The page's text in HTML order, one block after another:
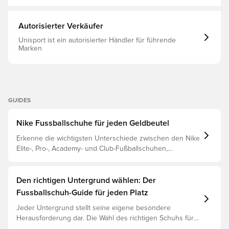
Autorisierter Verkäufer
Unisport ist ein autorisierter Händler für führende
Marken
GUIDES
Nike Fussballschuhe für jeden Geldbeutel
Erkenne die wichtigsten Unterschiede zwischen den Nike
Elite-, Pro-, Academy- und Club-Fußballschuhen,
Den richtigen Untergrund wählen: Der
Fussballschuh-Guide für jeden Platz
Jeder Untergrund stellt seine eigene besondere
Herausforderung dar. Die Wahl des richtigen Schuhs für